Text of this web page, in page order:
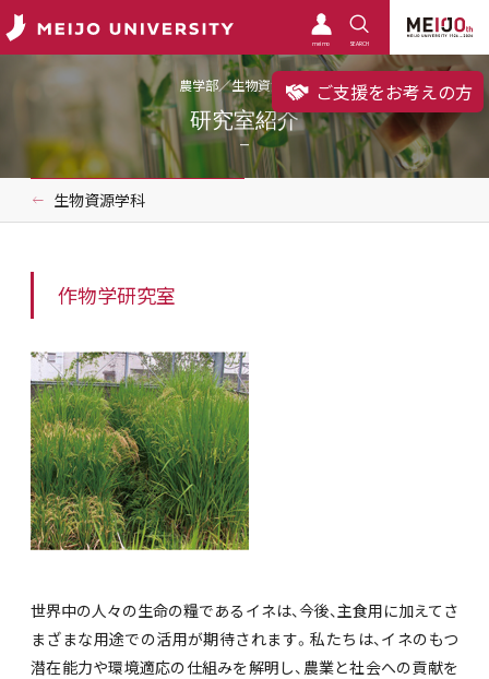
meimo SEARCH
ご支援をお考えの方
農学部／生物資源学科
研究室紹介
生物資源学科
作物学研究室
世界中の人々の生命の糧であるイネは、今後、主食用に加えてさ
まざまな用途での活用が期待されます。私たちは、イネのもつ
潜在能力や環境適応の仕組みを解明し、農業と社会への貢献を